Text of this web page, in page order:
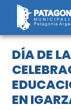
Saltar
contenido
DÍA DE
EN